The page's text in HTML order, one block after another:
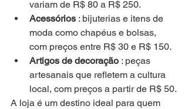
variam de R$ 80 a R$ 250.
Acessórios : bijuterias e itens de
moda como chapéus e bolsas,
com preços entre R$ 30 e R$ 150.
Artigos de decoração : peças
artesanais que refletem a cultura
local, com preços a partir de R$ 50.
A loja é um destino ideal para quem